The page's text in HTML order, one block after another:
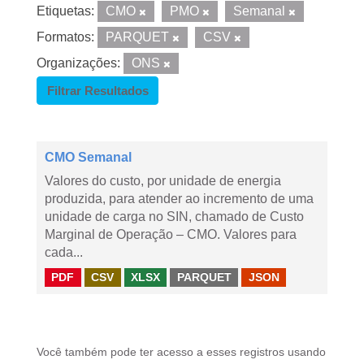
Etiquetas: CMO PMO
Semanal
Formatos:
PARQUET
CSV
Organizações:
ONS
Filtrar Resultados
CMO Semanal
Valores do custo, por unidade de energia
produzida, para atender ao incremento de uma
unidade de carga no SIN, chamado de Custo
Marginal de Operação – CMO. Valores para
cada...
PDF CSV XLSX PARQUET JSON
Você também pode ter acesso a esses registros usando